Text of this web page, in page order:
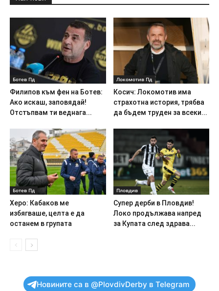
Ботев Пд
Филипов към фен на Ботев:
Ако искаш, заповядай!
Отстъпвам ти веднага...
Локомотив Пд
Косич: Локомотив има
страхотна история, трябва
да бъдем труден за всеки...
Ботев Пд
Херо: Кабаков ме
избягваше, целта е да
останем в групата
Пловдив
Супер дерби в Пловдив!
Локо продължава напред
за Купата след здрава...
Новините са в @PlovdivDerby в Telegram